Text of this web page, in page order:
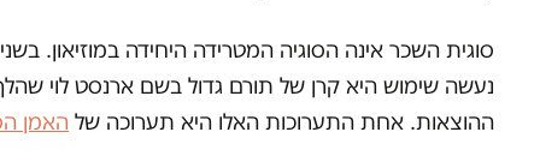
סוגית השכר אינה הסוגיה המטרידה היחידה במוזיאון.
ההוצאות. אחת התערוכות האלו היא תערוכה של האמן